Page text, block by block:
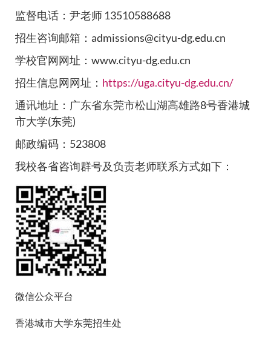
监督电话：尹老师 13510588688
招生咨询邮箱：admissions@cityu-dg.edu.cn
学校官网网址：www.cityu-dg.edu.cn
招生信息网网址： https://uga.cityu-dg.edu.cn/
通讯地址：广东省东莞市松山湖高雄路8号香港城
市大学(东莞)
邮政编码：523808
我校各省咨询群号及负责老师联系方式如下：
微信公众平台
香港城市大学东莞招生处